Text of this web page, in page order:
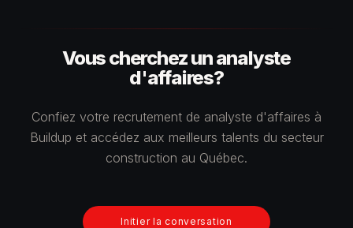
Vous cherchez un analyste
d'affaires?
Confiez votre recrutement de analyste d'affaires à
Buildup et accédez aux meilleurs talents du secteur
construction au Québec.
Initier la conversation